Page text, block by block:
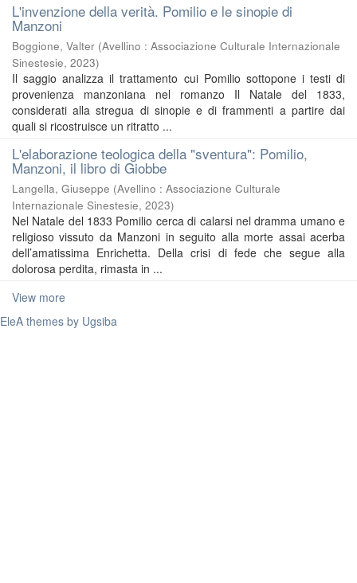
L'invenzione della verità. Pomilio e le sinopie di
Manzoni
Boggione, Valter (Avellino : Associazione Culturale Internazionale
Sinestesie, 2023)
Il saggio analizza il trattamento cui Pomilio sottopone i testi di
provenienza manzoniana nel romanzo Il Natale del 1833,
considerati alla stregua di sinopie e di frammenti a partire dai
quali si ricostruisce un ritratto ...
L'elaborazione teologica della "sventura": Pomilio,
Manzoni, il libro di Giobbe
Langella, Giuseppe (Avellino : Associazione Culturale
Internazionale Sinestesie, 2023)
Nel Natale del 1833 Pomilio cerca di calarsi nel dramma umano e
religioso vissuto da Manzoni in seguito alla morte assai acerba
dell’amatissima Enrichetta. Della crisi di fede che segue alla
dolorosa perdita, rimasta in ...
View more
EleA themes by Ugsiba